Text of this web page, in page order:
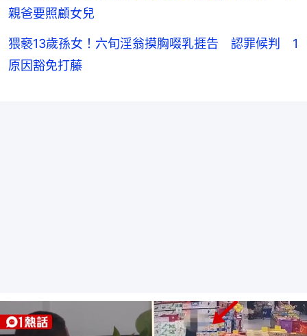
親爸要照顧女兒
猥褻13歲孫女！六旬淫翁摸胸啜乳捱告 認罪候判 1
原因豁免打藤